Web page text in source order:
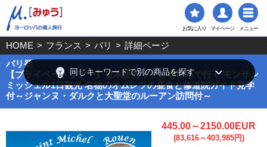
お気に入り マイページ メニュー
HOME > フランス > パリ > 詳細ページ
パリ発
【プライベートツアー】日本語ガイドと専用車で行く モンサン
ミッシェル1日観光 名物のオムレツの昼食と修道院ガイド見学
付～ジャンヌ・ダルクと大聖堂のルーアン訪問付～
445.00～2150.00EUR
(83,616～403,985円)
emoji_objects 同じキーワードで別の商品を探すkeyboard_arrow_down